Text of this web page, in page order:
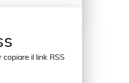
il link RSS